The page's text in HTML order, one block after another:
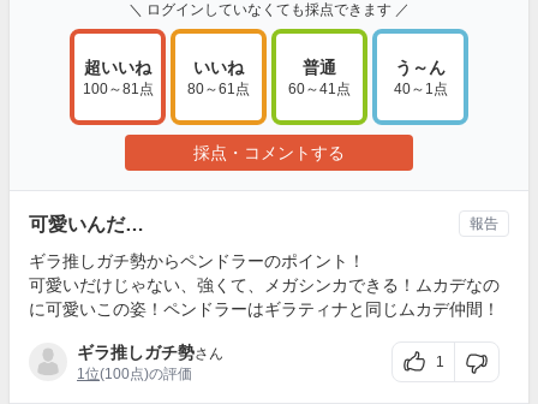
＼ ログインしていなくても採点できます ／
超いいね
100～81点
いいね
80～61点
普通
60～41点
う～ん
40～1点
採点・コメントする
可愛いんだ…
ギラ推しガチ勢からペンドラーのポイント！
可愛いだけじゃない、強くて、メガシンカできる！ムカデなの
に可愛いこの姿！ペンドラーはギラティナと同じムカデ仲間！
ギラ推しガチ勢さん
1位(100点)の評価
1
報告